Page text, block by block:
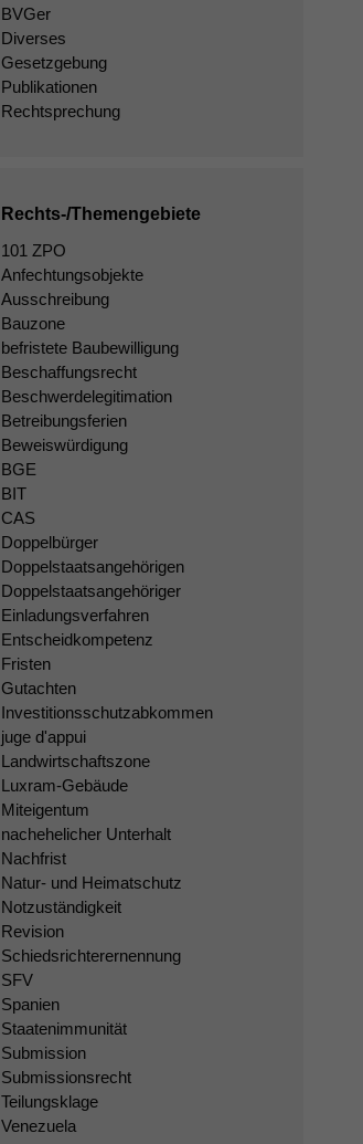
BVGer
Diverses
Gesetzgebung
Publikationen
Rechtsprechung
Rechts-/Themengebiete
101 ZPO
Anfechtungsobjekte
Ausschreibung
Bauzone
befristete Baubewilligung
Beschaffungsrecht
Beschwerdelegitimation
Betreibungsferien
Beweiswürdigung
BGE
BIT
CAS
Doppelbürger
Doppelstaatsangehörigen
Doppelstaatsangehöriger
Einladungsverfahren
Entscheidkompetenz
Fristen
Gutachten
Investitionsschutzabkommen
juge d'appui
Landwirtschaftszone
Luxram-Gebäude
Miteigentum
nachehelicher Unterhalt
Nachfrist
Natur- und Heimatschutz
Notzuständigkeit
Revision
Schiedsrichterernennung
SFV
Spanien
Staatenimmunität
Submission
Submissionsrecht
Teilungsklage
Venezuela